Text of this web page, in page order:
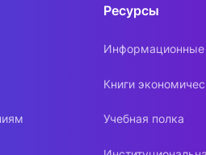
Ресурсы
Книги
Учебная полка